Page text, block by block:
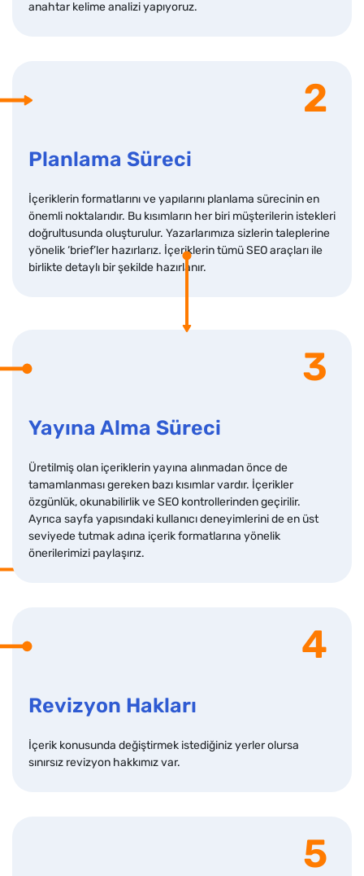
anahtar kelime analizi yapıyoruz.
2
Planlama Süreci
İçeriklerin formatlarını ve yapılarını planlama sürecinin en
önemli noktalarıdır. Bu kısımların her biri müşterilerin istekleri
doğrultusunda oluşturulur. Yazarlarımıza sizlerin taleplerine
yönelik ‘brief’ler hazırlarız. İçeriklerin tümü SEO araçları ile
birlikte detaylı bir şekilde hazırlanır.
5
4
Revizyon Hakları
İçerik konusunda değiştirmek istediğiniz yerler olursa
sınırsız revizyon hakkımız var.
3
Yayına Alma Süreci
Üretilmiş olan içeriklerin yayına alınmadan önce de
tamamlanması gereken bazı kısımlar vardır. İçerikler
özgünlük, okunabilirlik ve SEO kontrollerinden geçirilir.
Ayrıca sayfa yapısındaki kullanıcı deneyimlerini de en üst
seviyede tutmak adına içerik formatlarına yönelik
önerilerimizi paylaşırız.